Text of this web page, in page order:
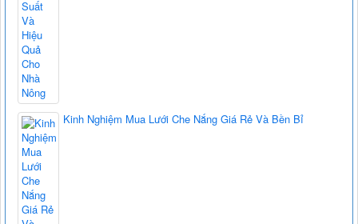
Kinh Nghiệm Mua Lưới Che Nắng Giá Rẻ Và Bền Bỉ